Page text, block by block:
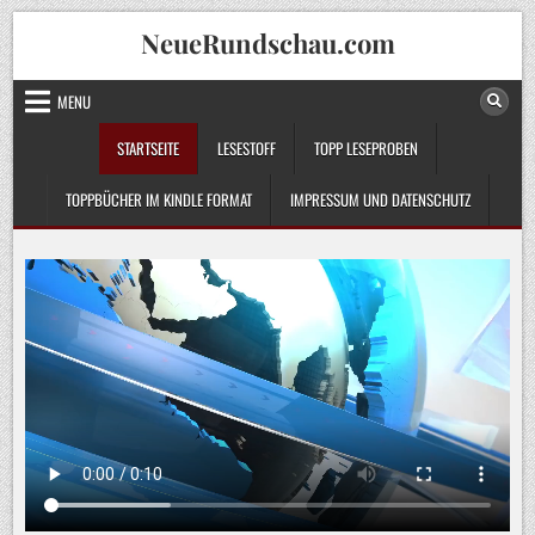
Skip
to
content
NeueRundschau.com
MENU
STARTSEITE
LESESTOFF TOPP LESEPROBEN
TOPPBÜCHER IM KINDLE FORMAT IMPRESSUM UND DATENSCHUTZ